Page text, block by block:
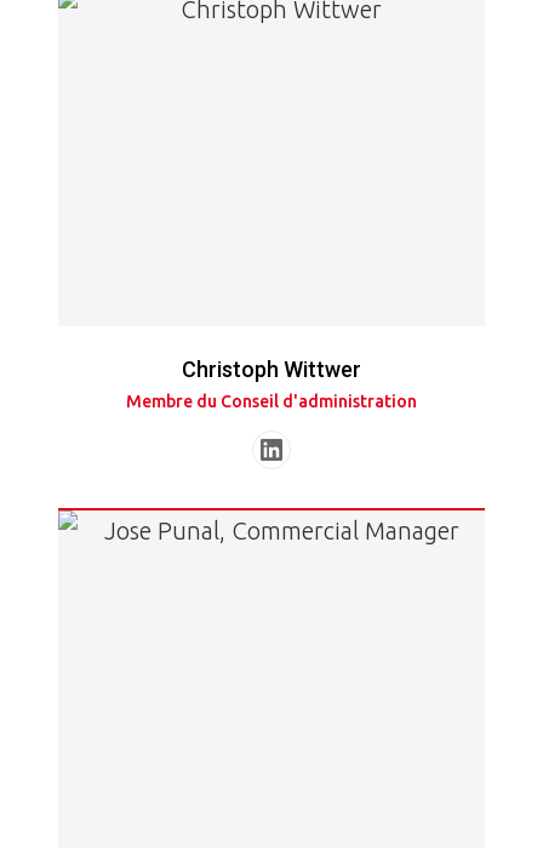
Christoph Wittwer
Membre du Conseil d'administration